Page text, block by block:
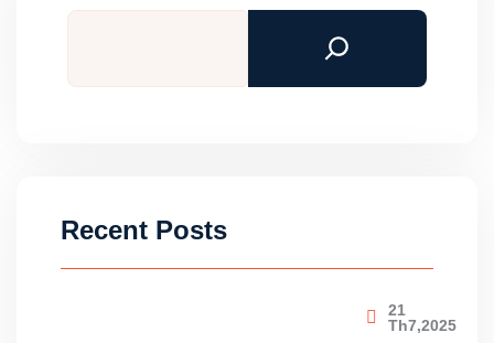
Tìm
Recent Posts
21
Th7,2025